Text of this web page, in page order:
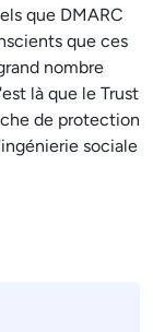
que DMARC
que ces
nombre
là que le Trust
de protection
sociale